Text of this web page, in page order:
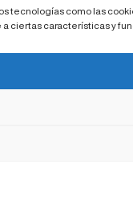
tecnologías como las
ciertas características y